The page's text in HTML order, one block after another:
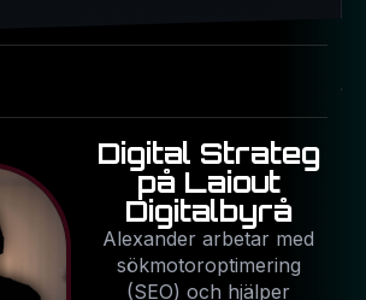
Digital Strateg
på Laiout
Digitalbyrå
Alexander arbetar med
sökmotoroptimering
(SEO) och hjälper